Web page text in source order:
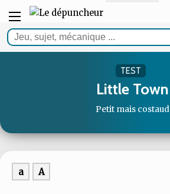
TEST
Little Town
Petit mais costaud
a A